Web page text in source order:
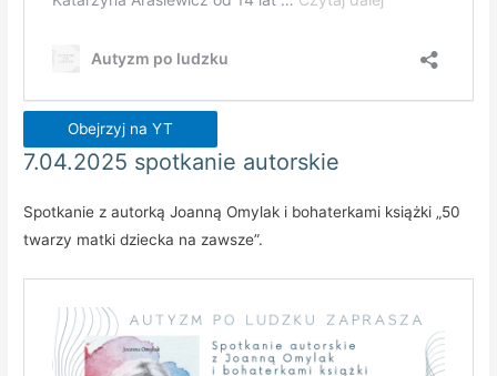
Obejrzyj na YT
7.04.2025 spotkanie autorskie
Spotkanie z autorką Joanną Omylak i bohaterkami książki „50
twarzy matki dziecka na zawsze”.